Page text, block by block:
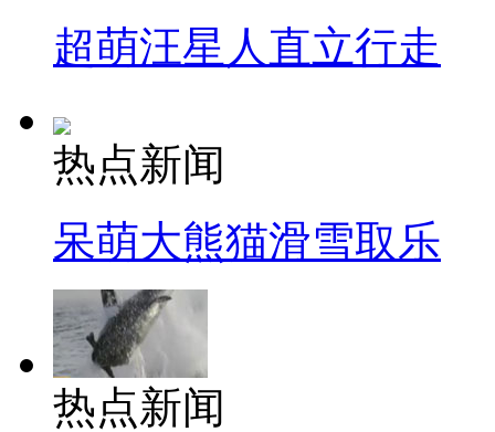
超萌汪星人直立行走
热点新闻
呆萌大熊猫滑雪取乐
热点新闻